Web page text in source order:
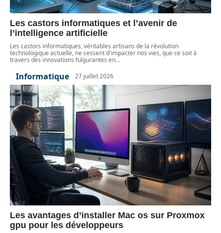
Les castors informatiques et l’avenir de
l’intelligence artificielle
Les castors informatiques, véritables artisans de la révolution
technologique actuelle, ne cessent d'impacter nos vies, que ce soit à
travers des innovations fulgurantes en…
Informatique 27 juillet 2026
Les avantages d’installer Mac os sur Proxmox
gpu pour les développeurs